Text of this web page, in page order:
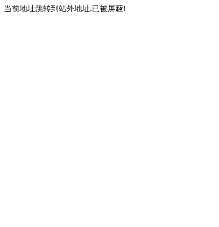
当前地址跳转到站外地址,已被屏蔽!